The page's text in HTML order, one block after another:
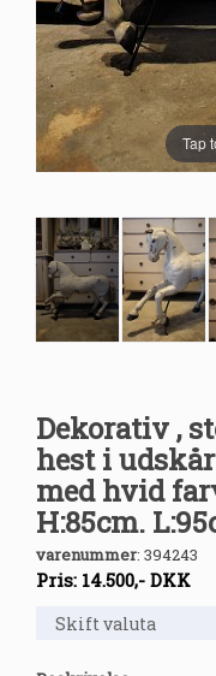
Tap
Dekorativ ,
hest i
med hvid
H:85cm.
varenummer: 394243
Pris: 14.500,- DKK